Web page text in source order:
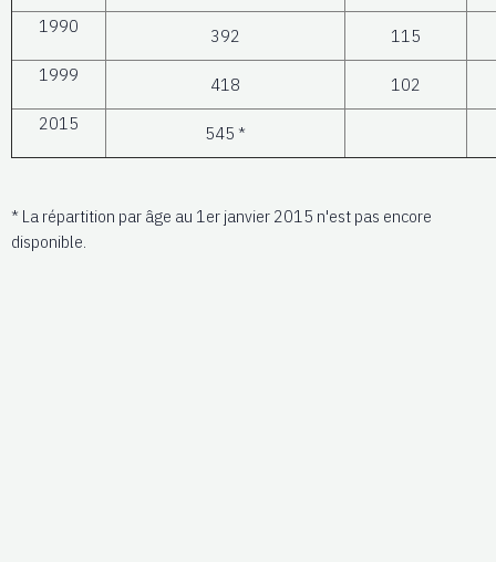
1990
392
115
1999
418
102
2015
545 *
* La répartition par âge au 1er janvier 2015 n'est pas encore
disponible.